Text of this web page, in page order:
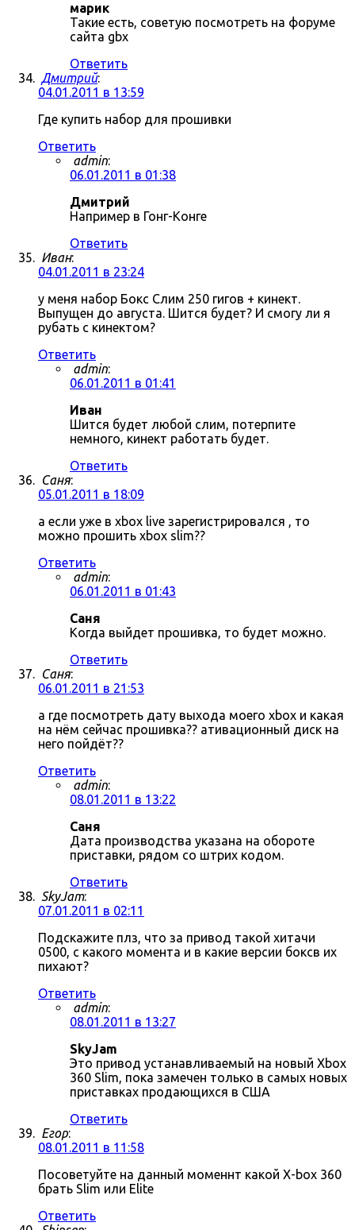
марик
Такие есть, советую посмотреть на форуме
сайта gbx
Ответить
Дмитрий:
04.01.2011 в 13:59
Где купить набор для прошивки
Ответить
admin:
06.01.2011 в 01:38
Дмитрий
Например в Гонг-Конге
Ответить
Иван:
04.01.2011 в 23:24
у меня набор Бокс Слим 250 гигов + кинект.
Выпущен до августа. Шится будет? И смогу ли я
рубать с кинектом?
Ответить
admin:
06.01.2011 в 01:41
Иван
Шится будет любой слим, потерпите
немного, кинект работать будет.
Ответить
Саня:
05.01.2011 в 18:09
а если уже в xbox live зарегистрировался , то
можно прошить xbox slim??
Ответить
admin:
06.01.2011 в 01:43
Саня
Когда выйдет прошивка, то будет можно.
Ответить
Саня:
06.01.2011 в 21:53
а где посмотреть дату выхода моего xbox и какая
на нём сейчас прошивка?? ативационный диск на
него пойдёт??
Ответить
admin:
08.01.2011 в 13:22
Саня
Дата производства указана на обороте
приставки, рядом со штрих кодом.
Ответить
SkyJam:
07.01.2011 в 02:11
Подскажите плз, что за привод такой хитачи
0500, с какого момента и в какие версии боксв их
пихают?
Ответить
admin:
08.01.2011 в 13:27
SkyJam
Это привод устанавливаемый на новый Xbox
360 Slim, пока замечен только в самых новых
приставках продающихся в США
Ответить
Егор:
08.01.2011 в 11:58
Посоветуйте на данный моменнт какой X-box 360
брать Slim или Elite
Ответить